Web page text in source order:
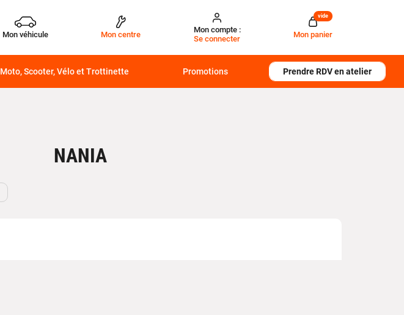
Mon véhicule Mon centre
Mon compte :
Se connecter
Mon panier
vide
Moto, Scooter, Vélo et Trottinette Promotions Prendre RDV en atelier
NANIA